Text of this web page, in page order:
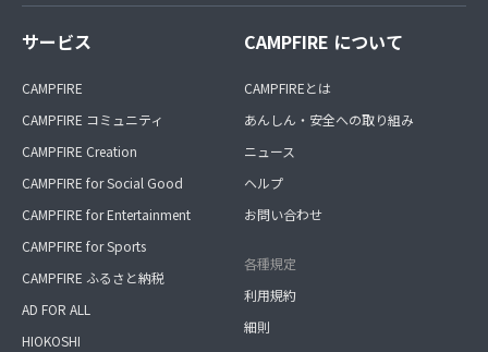
サービス
CAMPFIRE
CAMPFIRE コミュニティ
CAMPFIRE Creation
CAMPFIRE for Social Good
CAMPFIRE for Entertainment
CAMPFIRE for Sports
CAMPFIRE ふるさと納税
AD FOR ALL
HIOKOSHI
CAMPFIRE について
CAMPFIREとは
あんしん・安全への取り組み
ニュース
ヘルプ
お問い合わせ
各種規定
利用規約
細則